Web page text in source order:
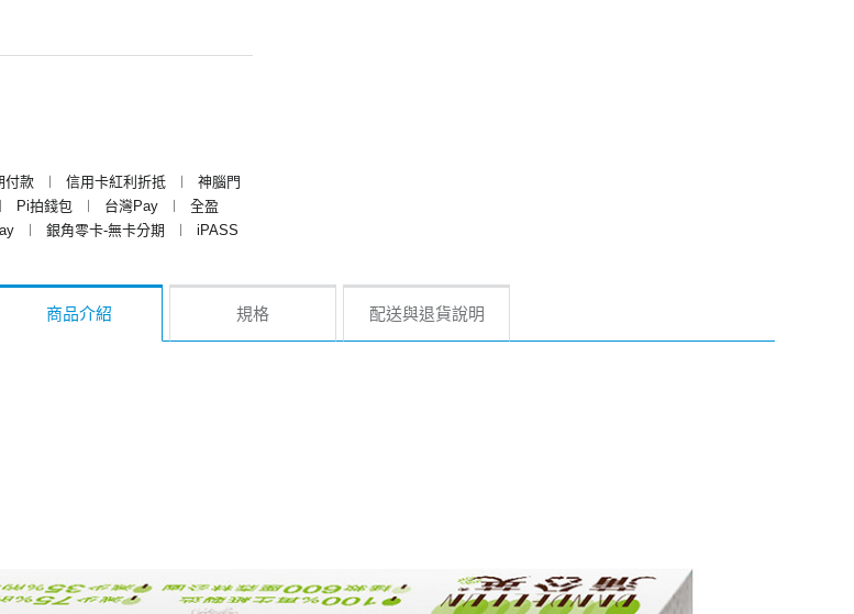
付款 ︱ 信用卡紅利折抵 ︱
神腦門
︱ Pi拍錢包 ︱ 台灣Pay ︱
全盈
︱ 銀角零卡-無卡分期 ︱
iPASS
商品介紹 規格 配送與退貨說明